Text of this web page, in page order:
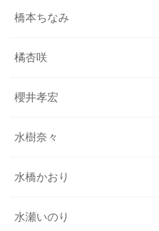
橋本ちなみ
橘杏咲
櫻井孝宏
水樹奈々
水橋かおり
水瀬いのり